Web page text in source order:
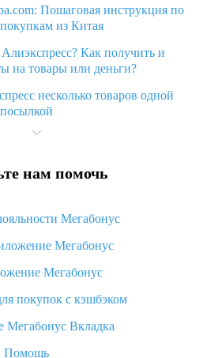
Пошаговая инструкция по
из Китая
Как получить и
на товары или деньги?
несколько товаров одной
посылкой
закрыт» на Алиэкспресс и что
просит ввести паспортные
посылка с Алиэкспресс
когда вернут деньги?
как их получить и
что это за метод доставки и
отслеживать
нам помочь
Мегабонус
Мегабонус
Мегабонус
покупок с кэшбэком
Мегабонус Вкладка
Помощь